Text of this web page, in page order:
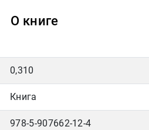
О книге
0,310
Книга
978-5-907662-12-4